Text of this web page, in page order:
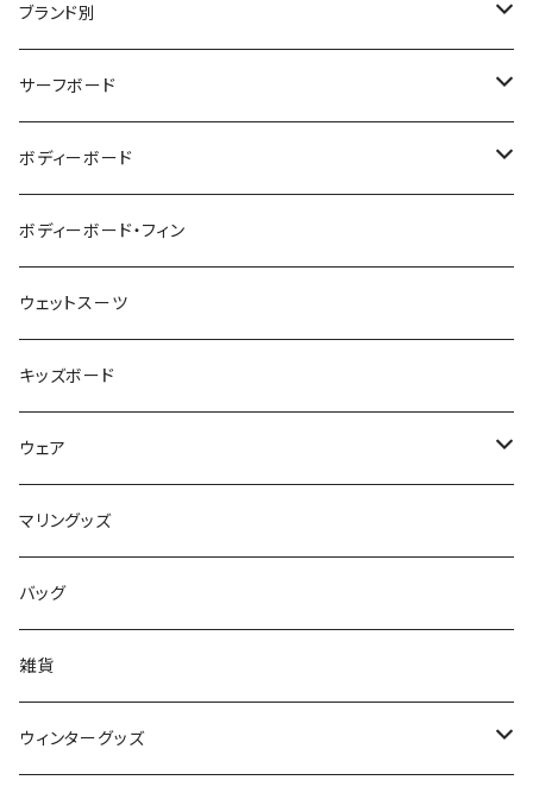
ブランド別
V-BODY BOARDS
ZEBEC
pride.m
FLOCO
Mermaid & Guys
UNDERSERIES
TABIE REVO
AQA
STORMBLADE
サーフボード
BBS / EAU WETSUITS
サーフボード
サーフボード
フィン
サーフボードアクセサリー
ボディーボード
ボディーボード
BBフィン
BBアクセサリー
コイルコード
ボードケース
ボディーボード・フィン
ウェットスーツ
キッズボード
ウェア
メンズ
レディース
キッズ
マリングッズ
バッグ
雑貨
ウィンターグッズ